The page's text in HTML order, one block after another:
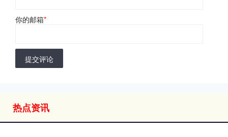
你的邮箱*
提交评论
热点资讯